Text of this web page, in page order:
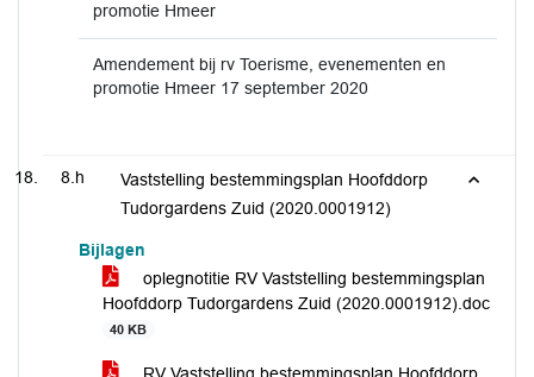
promotie Hmeer
Amendement bij rv Toerisme, evenementen en
promotie Hmeer 17 september 2020
8.h
Vaststelling bestemmingsplan Hoofddorp
Tudorgardens Zuid (2020.0001912)
Bijlagen
oplegnotitie RV Vaststelling bestemmingsplan
Hoofddorp Tudorgardens Zuid (2020.0001912).doc
40 KB